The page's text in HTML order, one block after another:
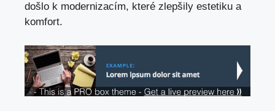
došlo k modernizacím, které zlepšily estetiku a
komfort.